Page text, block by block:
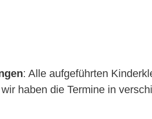
: Alle aufgeführten
haben die Termine in